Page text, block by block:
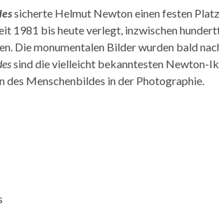
sicherte Helmut Newton einen festen
1981 bis heute verlegt, inzwischen
Die monumentalen Bilder wurden bald
sind die vielleicht bekanntesten Newton-
des Menschenbildes in der Photographie.